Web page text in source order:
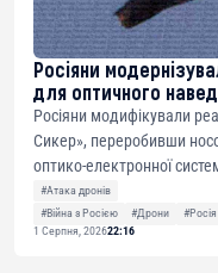
Росіяни
для оптичного
Росіяни модифікували
Сикер», переробивши
оптико-електронної
#Атака дронів
#Війна з Росією
#Дрони #Росія
1 Серпня, 202622:16